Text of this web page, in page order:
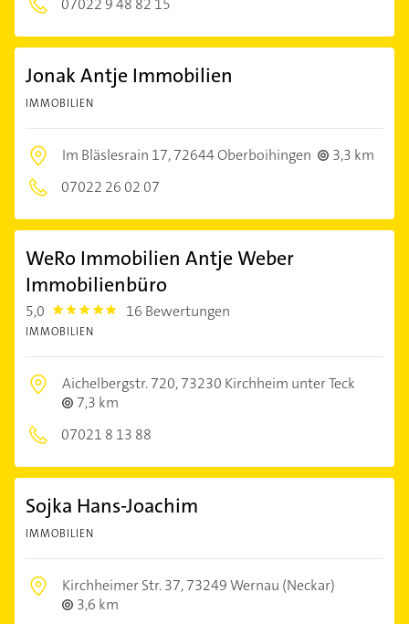
07022 9 48 82 15
Jonak Antje Immobilien
IMMOBILIEN
Im Bläslesrain 17,72644 Oberboihingen
3,3 km
07022 26 02 07
WeRo Immobilien Antje Weber
Immobilienbüro
5,0 5.0 16 Bewertungen
IMMOBILIEN
Aichelbergstr. 720,73230 Kirchheim unter Teck
7,3 km
07021 8 13 88
Sojka Hans-Joachim
IMMOBILIEN
Kirchheimer Str. 37,73249 Wernau (Neckar)
3,6 km